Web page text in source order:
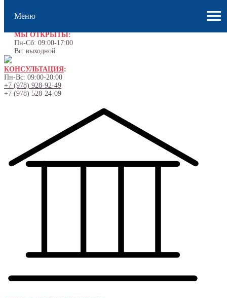
МЫ ОТКРЫТЫ:
Пн-Сб: 09:00-17:00
Вс: выходной
КОНСУЛЬТАЦИЯ:
Пн-Вс: 09:00-20:00
+7 (978) 928-92-49
+7 (978) 528-24-09
Меню